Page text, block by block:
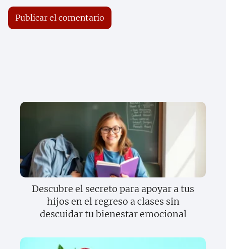
Descubre el secreto para apoyar a tus
hijos en el regreso a clases sin
descuidar tu bienestar emocional